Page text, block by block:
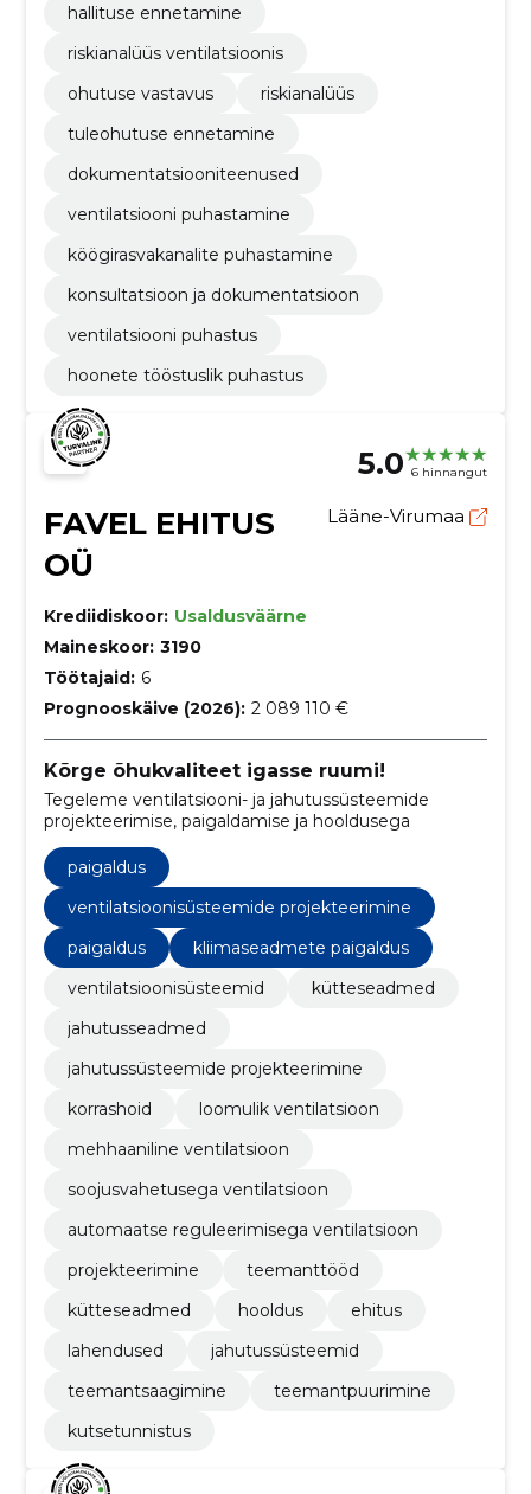
hallituse ennetamine
riskianalüüs ventilatsioonis
ohutuse vastavus
riskianalüüs
tuleohutuse ennetamine
dokumentatsiooniteenused
ventilatsiooni puhastamine
köögirasvakanalite puhastamine
konsultatsioon ja dokumentatsioon
ventilatsiooni puhastus
hoonete tööstuslik puhastus
5.0 6 hinnangut
FAVEL EHITUS
OÜ
Lääne-Virumaa
Krediidiskoor: Usaldusväärne
Maineskoor: 3190
Töötajaid: 6
Prognooskäive (2026): 2 089 110 €
Kõrge õhukvaliteet igasse ruumi!
Tegeleme ventilatsiooni- ja jahutussüsteemide
projekteerimise, paigaldamise ja hooldusega
paigaldus
ventilatsioonisüsteemide projekteerimine
paigaldus
kliimaseadmete paigaldus
ventilatsioonisüsteemid
kütteseadmed
jahutusseadmed
jahutussüsteemide projekteerimine
korrashoid
loomulik ventilatsioon
mehhaaniline ventilatsioon
soojusvahetusega ventilatsioon
automaatse reguleerimisega ventilatsioon
projekteerimine
teemanttööd
kütteseadmed
hooldus
ehitus
lahendused
jahutussüsteemid
teemantsaagimine
teemantpuurimine
kutsetunnistus